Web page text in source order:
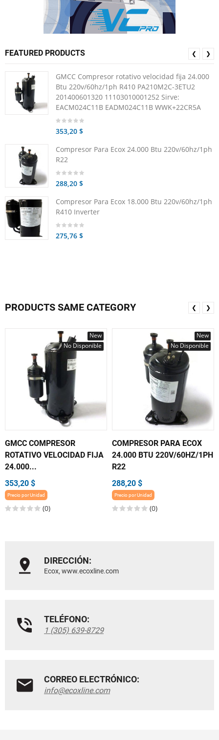
FEATURED PRODUCTS
GMCC Compresor rotativo velocidad fija 24.000
Btu 220v/60hz/1ph R410 PA210M2C-3ETU2
201400601320 11103010001252 Sirve:
EACM024C11B EADM024C11B WWK+22CR5A
353,20 $
Compresor Para Ecox 24.000 Btu 220v/60hz/1ph
R22
288,20 $
Compresor Para Ecox 18.000 Btu 220v/60hz/1ph
R410 Inverter
275,76 $
❮ ❯
PRODUCTS SAME CATEGORY
New
No Disponible
GMCC COMPRESOR
ROTATIVO VELOCIDAD FIJA
24.000...
353,20 $
Precio por Unidad
(0)
New
No Disponible
COMPRESOR PARA ECOX
24.000 BTU 220V/60HZ/1PH
R22
288,20 $
Precio por Unidad
(0)
❮ ❯
DIRECCIÓN:
Ecox, www.ecoxline.com
TELÉFONO:
1 (305) 639-8729
CORREO ELECTRÓNICO:
info@ecoxline.com